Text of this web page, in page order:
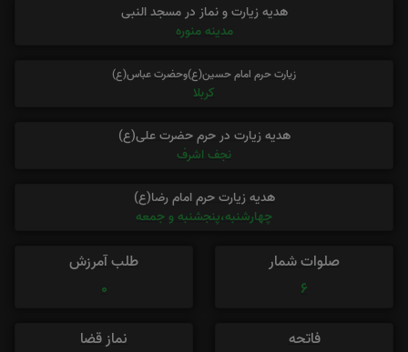
هدیه زیارت و نماز در مسجد النبی
مدینه منوره
زیارت حرم امام حسین(ع)وحضرت عباس(ع)
کربلا
هدیه زیارت در حرم حضرت علی(ع)
نجف اشرف
هدیه زیارت حرم امام رضا(ع)
چهارشنبه،پنجشنبه و جمعه
صلوات شمار
6
طلب آمرزش
0
فاتحه
نماز قضا